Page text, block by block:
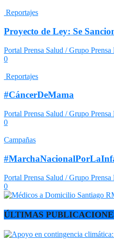
Reportajes
Proyecto de Ley: Se
Portal Prensa Salud / Grupo
0
Reportajes
#CáncerDeMama
Portal Prensa Salud / Grupo
0
Campañas
Portal Prensa Salud / Grupo
0
ÚLTIMAS